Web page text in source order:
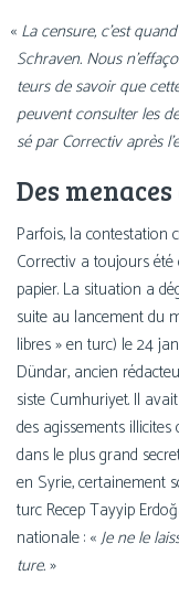
« La cen­sure, c’est
Schraven. Nous
teurs de savoir que
peuvent consul­ter les
sé par Correctiv après
Des
Parfois, la contes­ta­tion
Correctiv a tou­jours été
papier. La situa­tion a
suite au lan­ce­ment du
libres » en turc) le 24
Dündar, ancien
siste Cumhuriyet. Il
des agis­se­ments
dans le plus grand
en Syrie, cer­tai­ne­ment
turc Recep Tayyip
natio­nale : «Je ne le
ture.»